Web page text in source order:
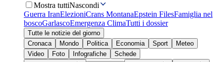
Mostra tuttiNascondi
Guerra IranElezioniCrans MontanaEpstein FilesFamiglia nel
boscoGarlascoEmergenza ClimaTutti i dossier
Tutte le notizie del giorno
Cronaca
Mondo Politica Economia Sport
Meteo
Video
Foto Infografiche
Schede